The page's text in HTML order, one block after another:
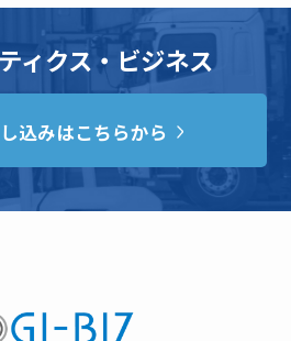
ィクス・ビジネス
込みはこちらから